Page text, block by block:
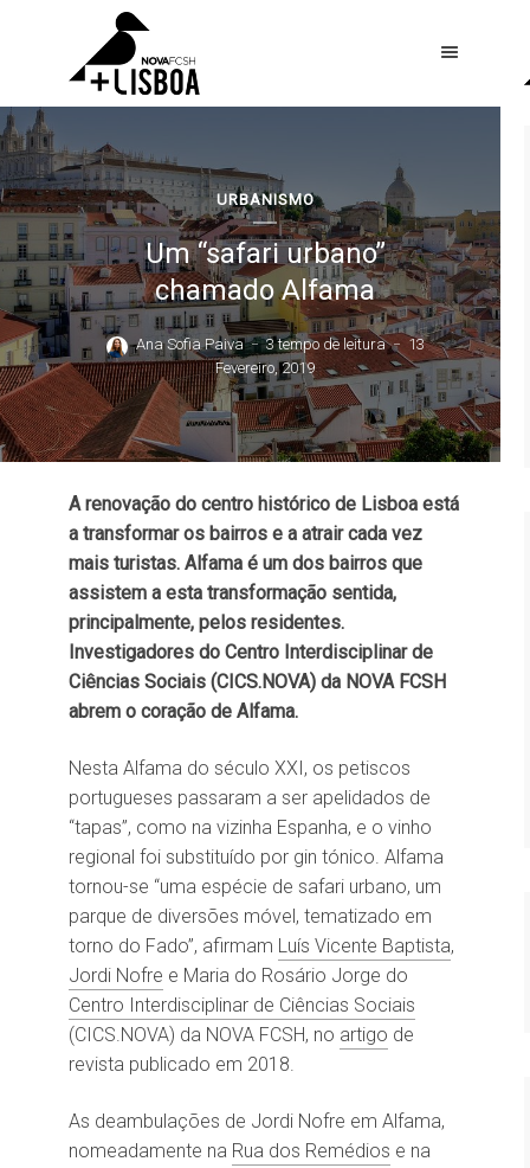
URBANISMO
Um “safari urbano”
chamado Alfama
Ana Sofia Paiva 3 tempo de leitura
13
Fevereiro, 2019
A renovação do centro histórico de Lisboa está
a transformar os bairros e a atrair cada vez
mais turistas. Alfama é um dos bairros que
assistem a esta transformação sentida,
principalmente, pelos residentes.
Investigadores do Centro Interdisciplinar de
Ciências Sociais (CICS.NOVA) da NOVA FCSH
abrem o coração de Alfama.
Nesta Alfama do século XXI, os petiscos
portugueses passaram a ser apelidados de
“tapas”, como na vizinha Espanha, e o vinho
regional foi substituído por gin tónico. Alfama
tornou-se “uma espécie de safari urbano, um
parque de diversões móvel, tematizado em
torno do Fado”, afirmam Luís Vicente Baptista,
Jordi Nofre e Maria do Rosário Jorge do
Centro Interdisciplinar de Ciências Sociais
(CICS.NOVA) da NOVA FCSH, no artigo de
revista publicado em 2018.
As deambulações de Jordi Nofre em Alfama,
nomeadamente na Rua dos Remédios e na